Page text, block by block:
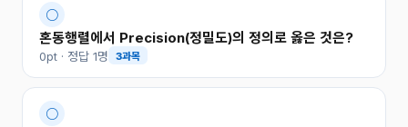
○
혼동행렬에서 Precision(정밀도)의 정의로 옳은 것은?
0pt · 정답 1명 3과목
○